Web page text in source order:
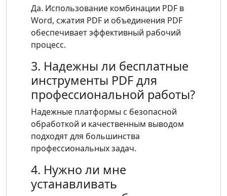
Да. Использование комбинации PDF в
Word, сжатия PDF и объединения PDF
обеспечивает эффективный рабочий
процесс.
3. Надежны ли бесплатные
инструменты PDF для
профессиональной работы?
Надежные платформы с безопасной
обработкой и качественным выводом
подходят для большинства
профессиональных задач.
4. Нужно ли мне
устанавливать